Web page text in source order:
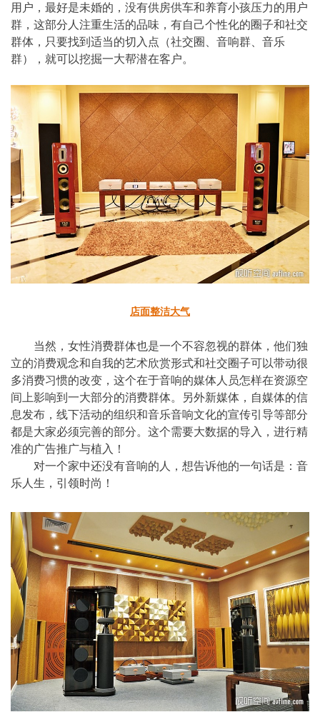
用户，最好是未婚的，没有供房供车和养育小孩压力的用户
群，这部分人注重生活的品味，有自己个性化的圈子和社交
群体，只要找到适当的切入点（社交圈、音响群、音乐
群），就可以挖掘一大帮潜在客户。
店面整洁大气
当然，女性消费群体也是一个不容忽视的群体，他们独
立的消费观念和自我的艺术欣赏形式和社交圈子可以带动很
多消费习惯的改变，这个在于音响的媒体人员怎样在资源空
间上影响到一大部分的消费群体。另外新媒体，自媒体的信
息发布，线下活动的组织和音乐音响文化的宣传引导等部分
都是大家必须完善的部分。这个需要大数据的导入，进行精
准的广告推广与植入！
对一个家中还没有音响的人，想告诉他的一句话是：音
乐人生，引领时尚！